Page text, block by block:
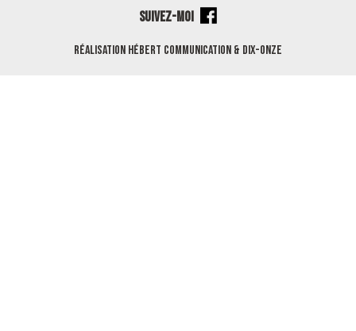
SUIVEZ-MOI
Réalisation Hébert Communication & Dix-Onze